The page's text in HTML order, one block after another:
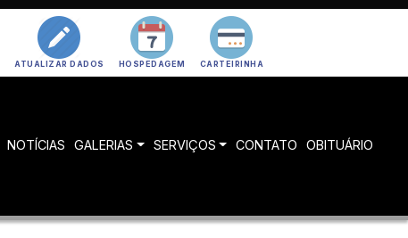
ATUALIZAR DADOS HOSPEDAGEM CARTEIRINHA
NOTÍCIAS GALERIAS SERVIÇOS CONTATO OBITUÁRIO